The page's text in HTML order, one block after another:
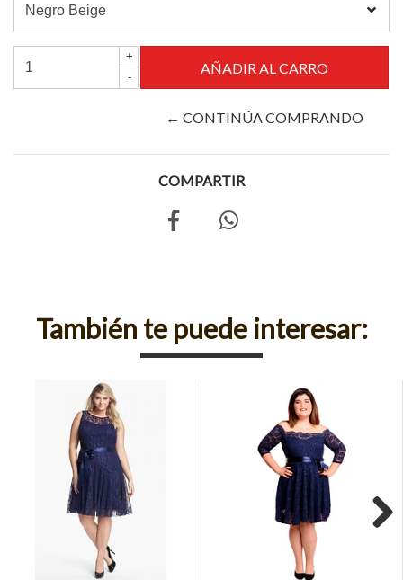
+
-
← CONTINÚA COMPRANDO
COMPARTIR
También te puede interesar: